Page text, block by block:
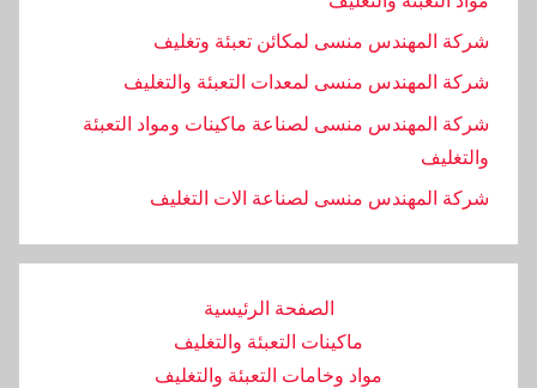
شركة المهندس منسى لمكائن تعبئة وتغليف
شركة المهندس منسى لمعدات التعبئة والتغليف
شركة المهندس منسى لصناعة ماكينات ومواد التعبئة
والتغليف
‏شركة المهندس منسى لصناعة الات التغليف
الصفحة الرئيسية
ماكينات التعبئة والتغليف
مواد وخامات التعبئة والتغليف